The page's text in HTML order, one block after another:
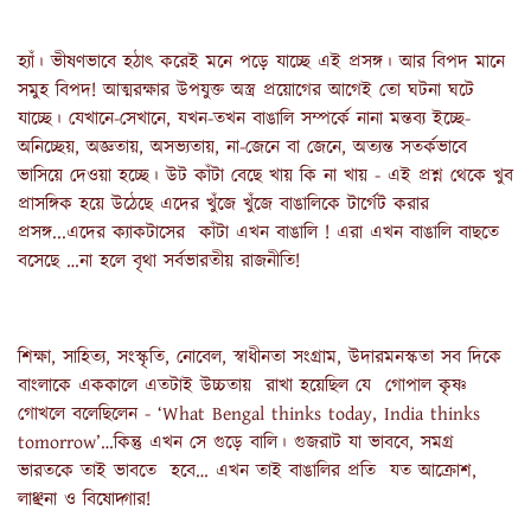
হ্যাঁ। ভীষণভাবে হঠাৎ করেই মনে পড়ে যাচ্ছে এই প্রসঙ্গ। আর বিপদ মানে
সমুহ বিপদ! আত্মরক্ষার উপযুক্ত অস্ত্র প্রয়োগের আগেই তো ঘটনা ঘটে
যাচ্ছে। যেখানে-সেখানে, যখন-তখন বাঙালি সম্পর্কে নানা মন্তব্য ইচ্ছে-
অনিচ্ছেয়, অজ্ঞতায়, অসভ্যতায়, না-জেনে বা জেনে, অত্যন্ত সতর্কভাবে
ভাসিয়ে দেওয়া হচ্ছে। উট কাঁটা বেছে খায় কি না খায় - এই প্রশ্ন থেকে খুব
প্রাসঙ্গিক হয়ে উঠেছে এদের খুঁজে খুঁজে বাঙালিকে টার্গেট করার
প্রসঙ্গ...এদের ক্যাকটাসের কাঁটা এখন বাঙালি ! এরা এখন বাঙালি বাছতে
বসেছে …না হলে বৃথা সর্বভারতীয় রাজনীতি!
শিক্ষা, সাহিত্য, সংস্কৃতি, নোবেল, স্বাধীনতা সংগ্রাম, উদারমনস্কতা সব দিকে
বাংলাকে এককালে এতটাই উচ্চতায় রাখা হয়েছিল যে গোপাল কৃষ্ণ
গোখলে বলেছিলেন - ‘What Bengal thinks today, India thinks
tomorrow’…কিন্তু এখন সে গুড়ে বালি। গুজরাট যা ভাববে, সমগ্র
ভারতকে তাই ভাবতে হবে… এখন তাই বাঙালির প্রতি যত আক্রোশ,
লাঞ্ছনা ও বিষোদ্গার!